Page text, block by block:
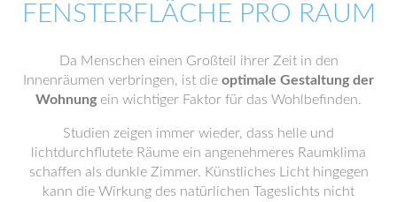
FENSTERFLÄCHE PRO RAUM
Da Menschen einen Großteil ihrer Zeit in den
Innenräumen verbringen, ist die optimale Gestaltung der
Wohnung ein wichtiger Faktor für das Wohlbefinden.
Studien zeigen immer wieder, dass helle und
lichtdurchflutete Räume ein angenehmeres Raumklima
schaffen als dunkle Zimmer. Künstliches Licht hingegen
kann die Wirkung des natürlichen Tageslichts nicht